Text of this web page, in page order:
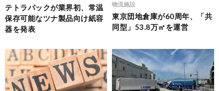
テトラパックが業界初、常温
保存可能なツナ製品向け紙容
器を発表
物流施設
東京団地倉庫が60周年、「共
同型」53.8万㎡を運営